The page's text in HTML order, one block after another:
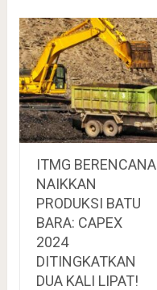
ITMG BERENCANA
NAIKKAN
PRODUKSI BATU
BARA: CAPEX
2024
DITINGKATKAN
DUA KALI LIPAT!